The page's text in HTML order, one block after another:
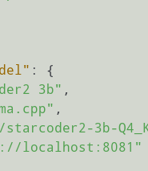
:
{
3b" ,
,
starcoder2-3b-
localhost:8081"